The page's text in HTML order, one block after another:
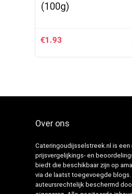
(100g)
€1.93
Over ons
Cateringoudijsselstreek.nl is een
prijsvergelijkings- en
biedt die beschikbaar zijn op
via de laatst toegevoegde
auteursrechtelijk beschermd